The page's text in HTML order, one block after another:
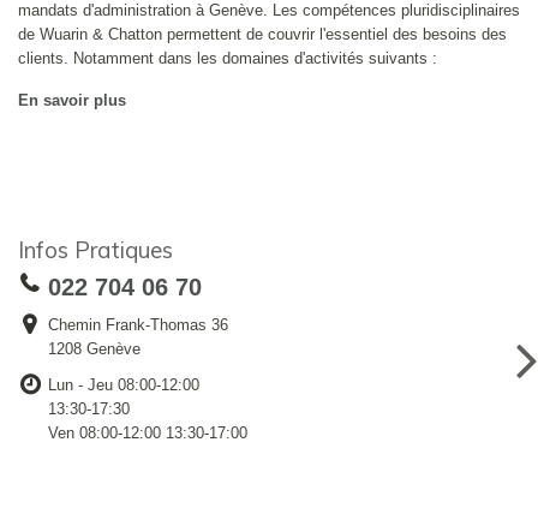
mandats d'administration à Genève. Les compétences pluridisciplinaires
de Wuarin & Chatton permettent de couvrir l'essentiel des besoins des
clients. Notamment dans les domaines d'activités suivants :
En savoir plus
Infos Pratiques
022 704 06 70
Chemin Frank-Thomas 36
1208 Genève
Lun - Jeu 08:00-12:00
13:30-17:30
Ven 08:00-12:00 13:30-17:00